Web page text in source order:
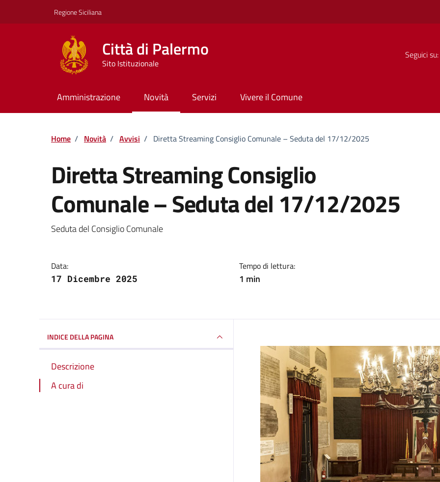
Regione Siciliana
Città di Palermo
Sito Istituzionale
Seguici su:
Amministrazione Novità Servizi Vivere il Comune
Home / Novità / Avvisi / Diretta Streaming Consiglio Comunale – Seduta del 17/12/2025
Diretta Streaming Consiglio
Comunale – Seduta del 17/12/2025
Dettagli della notizia
Seduta del Consiglio Comunale
Data:
17 Dicembre 2025
Tempo di lettura:
1 min
INDICE DELLA PAGINA
Descrizione
A cura di